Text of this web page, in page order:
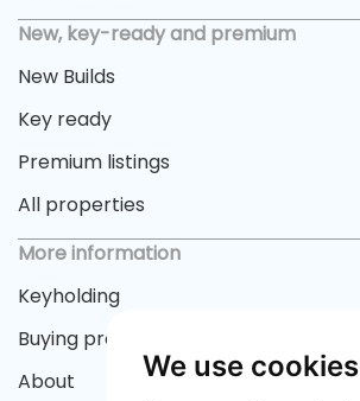
We use cookies
New, key-ready and premium
New Builds
Key ready
Premium listings
All properties
More information
Keyholding
Buying process
About